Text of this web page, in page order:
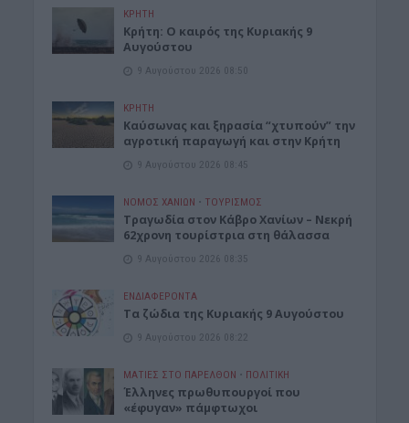
ΚΡΗΤΗ
Κρήτη: Ο καιρός της Κυριακής 9
Αυγούστου
9 Αυγούστου 2026 08:50
ΚΡΗΤΗ
Καύσωνας και ξηρασία “χτυπούν” την
αγροτική παραγωγή και στην Κρήτη
9 Αυγούστου 2026 08:45
ΝΟΜΌΣ ΧΑΝΊΩΝ • ΤΟΥΡΙΣΜΟΣ
Τραγωδία στον Κάβρο Χανίων – Νεκρή
62χρονη τουρίστρια στη θάλασσα
9 Αυγούστου 2026 08:35
ΕΝΔΙΑΦΕΡΟΝΤΑ
Τα ζώδια της Κυριακής 9 Αυγούστου
9 Αυγούστου 2026 08:22
ΜΑΤΙΕΣ ΣΤΟ ΠΑΡΕΛΘΟΝ • ΠΟΛΙΤΙΚΗ
Έλληνες πρωθυπουργοί που
«έφυγαν» πάμφτωχοι